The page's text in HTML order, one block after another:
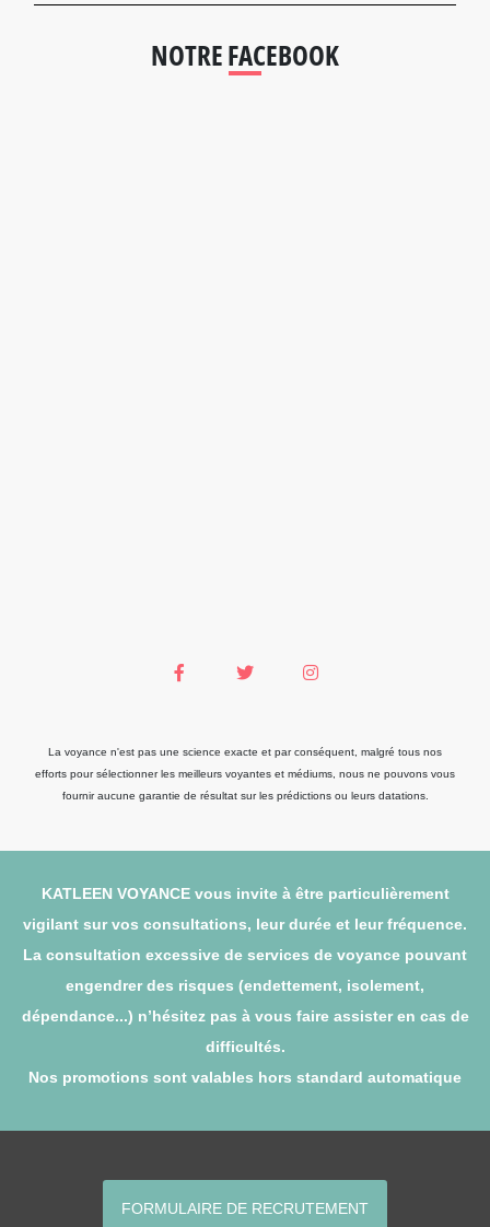
NOTRE FACEBOOK
La voyance n'est pas une science exacte et par conséquent, malgré tous nos
efforts pour sélectionner les meilleurs voyantes et médiums, nous ne pouvons vous
fournir aucune garantie de résultat sur les prédictions ou leurs datations.
KATLEEN VOYANCE vous invite à être particulièrement
vigilant sur vos consultations, leur durée et leur fréquence.
La consultation excessive de services de voyance pouvant
engendrer des risques (endettement, isolement,
dépendance...) n’hésitez pas à vous faire assister en cas de
difficultés.
Nos promotions sont valables hors standard automatique
FORMULAIRE DE RECRUTEMENT